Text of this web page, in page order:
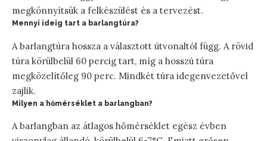
megkönnyítsük a felkészülést és a tervezést.
Mennyi ideig tart a barlangtúra?
A barlangtúra hossza a választott útvonaltól függ. A rövid
túra körülbelül 60 percig tart, míg a hosszú túra
megközelítőleg 90 perc. Mindkét túra idegenvezetővel
zajlik.
Milyen a hőmérséklet a barlangban?
A barlangban az átlagos hőmérséklet egész évben